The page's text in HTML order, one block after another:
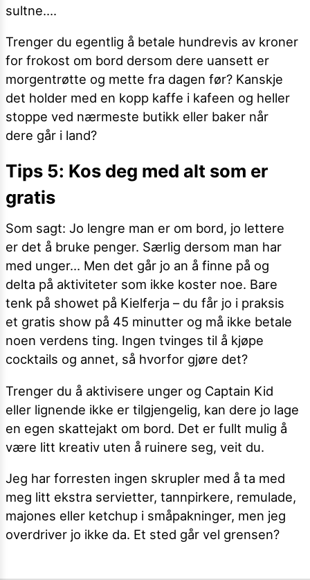
sultne….
Trenger du egentlig å betale hundrevis av kroner
for frokost om bord dersom dere uansett er
morgentrøtte og mette fra dagen før? Kanskje
det holder med en kopp kaffe i kafeen og heller
stoppe ved nærmeste butikk eller baker når
dere går i land?
Tips 5: Kos deg med alt som er
gratis
Som sagt: Jo lengre man er om bord, jo lettere
er det å bruke penger. Særlig dersom man har
med unger… Men det går jo an å finne på og
delta på aktiviteter som ikke koster noe. Bare
tenk på showet på Kielferja – du får jo i praksis
et gratis show på 45 minutter og må ikke betale
noen verdens ting. Ingen tvinges til å kjøpe
cocktails og annet, så hvorfor gjøre det?
Trenger du å aktivisere unger og Captain Kid
eller lignende ikke er tilgjengelig, kan dere jo lage
en egen skattejakt om bord. Det er fullt mulig å
være litt kreativ uten å ruinere seg, veit du.
Jeg har forresten ingen skrupler med å ta med
meg litt ekstra servietter, tannpirkere, remulade,
majones eller ketchup i småpakninger, men jeg
overdriver jo ikke da. Et sted går vel grensen?